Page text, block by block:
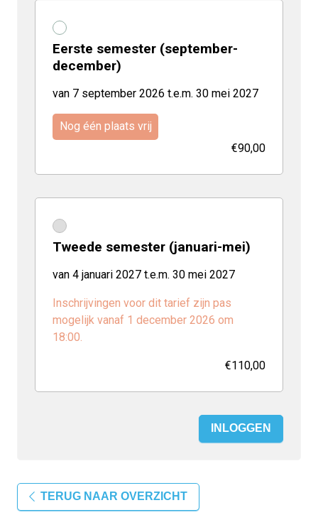
Eerste semester (september-
december)
van 7 september 2026 t.e.m. 30 mei 2027
Nog één plaats vrij
€90,00
Tweede semester (januari-mei)
van 4 januari 2027 t.e.m. 30 mei 2027
Inschrijvingen voor dit tarief zijn pas
mogelijk vanaf 1 december 2026 om
18:00.
€110,00
INLOGGEN
TERUG NAAR OVERZICHT